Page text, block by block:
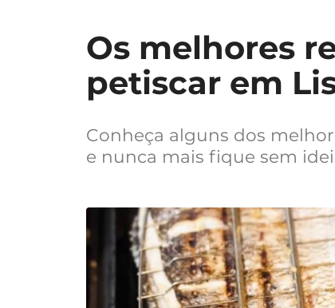
Os melhores
petiscar em
Conheça alguns dos
e nunca mais fique sem